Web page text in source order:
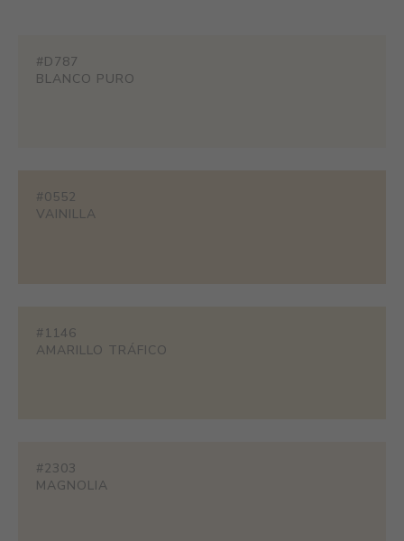
#D787
BLANCO PURO
#0552
VAINILLA
#1146
AMARILLO TRÁFICO
#2303
MAGNOLIA